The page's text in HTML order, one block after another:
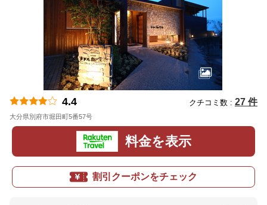
4.4 クチコミ数 : 27 件
大分県別府市堀田町5番57号
料金を表示
割引クーポンをチェック